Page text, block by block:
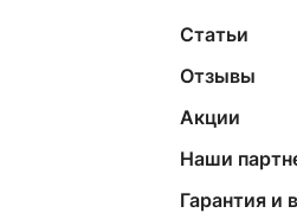
Статьи
Отзывы
Акции
Наши
Гарантия и